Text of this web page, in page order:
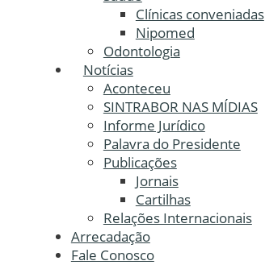
Clínicas conveniadas
Nipomed
Odontologia
Notícias
Aconteceu
SINTRABOR NAS MÍDIAS
Informe Jurídico
Palavra do Presidente
Publicações
Jornais
Cartilhas
Relações Internacionais
Arrecadação
Fale Conosco